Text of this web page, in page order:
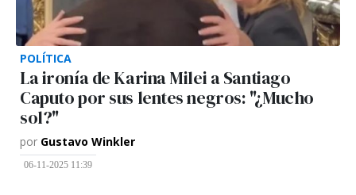
POLÍTICA
La ironía de Karina Milei a Santiago
Caputo por sus lentes negros: "¿Mucho
sol?"
por Gustavo Winkler
06-11-2025 11:39